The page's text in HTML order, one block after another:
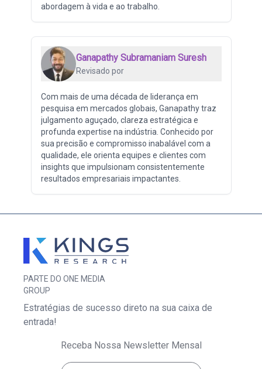
abordagem à vida e ao trabalho.
Ganapathy Subramaniam Suresh
Revisado por
Com mais de uma década de liderança em
pesquisa em mercados globais, Ganapathy traz
julgamento aguçado, clareza estratégica e
profunda expertise na indústria. Conhecido por
sua precisão e compromisso inabalável com a
qualidade, ele orienta equipes e clientes com
insights que impulsionam consistentemente
resultados empresariais impactantes.
PARTE DO ONE MEDIA
GROUP
Estratégias de sucesso direto na sua caixa de
entrada!
Receba Nossa Newsletter Mensal